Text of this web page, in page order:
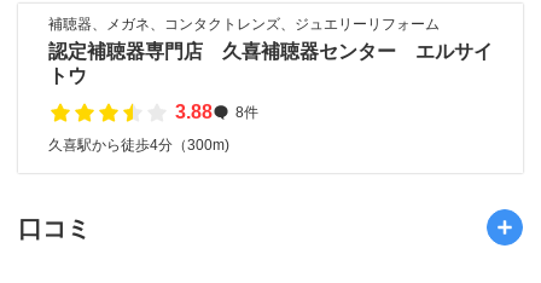
補聴器、メガネ、コンタクトレンズ、ジュエリーリフォーム
認定補聴器専門店 久喜補聴器センター エルサイ
トウ
3.88
8件
久喜駅から徒歩4分（300m)
口コミ